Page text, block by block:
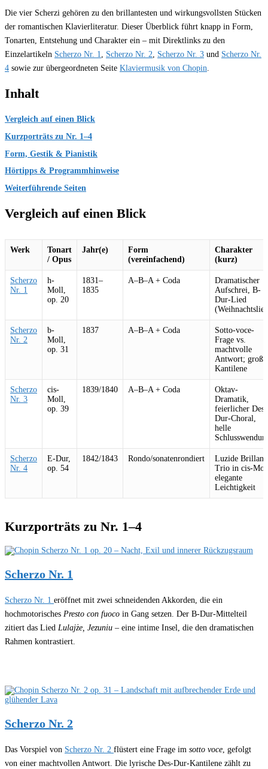
Die vier Scherzi gehören zu den brillantesten und wirkungsvollsten Stücken
der romantischen Klavierliteratur. Dieser Überblick führt knapp in Form,
Tonarten, Entstehung und Charakter ein – mit Direktlinks zu den
Einzelartikeln Scherzo Nr. 1 Scherzo Nr. 2 Scherzo Nr. 3 und Scherzo Nr.
4 sowie zur übergeordneten Seite Klaviermusik von Chopin
Inhalt
Vergleich auf einen Blick
Kurzporträts zu Nr. 1–4
Form, Gestik & Pianistik
Hörtipps & Programmhinweise
Weiterführende Seiten
Vergleich auf einen Blick
Werk
Tonart
/ Opus
Jahr(e)
Form
(vereinfachend)
Charakter
(kurz)
Scherzo
Nr. 1
h-
Moll,
op. 20
1831–
1835
A–B–A + Coda
Dramatischer
Aufschrei, B-
Dur-Lied
Scherzo
Nr. 2
b-
Moll,
op. 31
1837 A–B–A + Coda
Sotto-voce-
Frage vs.
machtvolle
Antwort; große
Kantilene
Scherzo
Nr. 3
cis-
Moll,
op. 39
1839/1840 A–B–A + Coda
Oktav-
Dramatik,
feierlicher Des-
Dur-Choral,
helle
Scherzo
Nr. 4
E-Dur,
op. 54
1842/1843 Rondo/sonatenrondiert
Luzide
Trio in cis-
elegante
Leichtigkeit
Kurzporträts zu Nr. 1–4
Scherzo Nr. 1
Scherzo Nr. 1 eröffnet mit zwei schneidenden Akkorden, die ein
hochmotorisches Presto con fuoco in Gang setzen. Der B-Dur-Mittelteil
zitiert das Lied Lulajże, Jezuniu – eine intime Insel, die den dramatischen
Rahmen kontrastiert.
Scherzo Nr. 2
Das Vorspiel von Scherzo Nr. 2 flüstert eine Frage im sotto voce , gefolgt
von einer machtvollen Antwort. Die lyrische Des-Dur-Kantilene zählt zu